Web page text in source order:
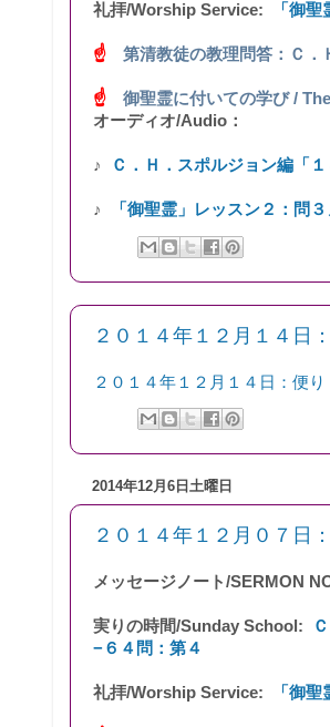
礼拝/Worship Service: 「御
☝ 第清教徒の教理問答：Ｃ．
☝
御聖霊に付いての学び /
オーディオ/Audio：
♪ Ｃ．Ｈ．スポルジョン編「
♪ 「御聖霊」レッスン２：問３
２０１４年１２月１４日
２０１４年１２月１４日：便り
2014年12月6日土曜日
２０１４年１２月０７日
メッセージノート/SERMON
実りの時間/Sunday School:
−６４問：第４
礼拝/Worship Service: 「御